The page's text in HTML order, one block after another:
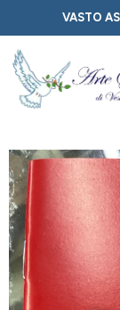
VASTO